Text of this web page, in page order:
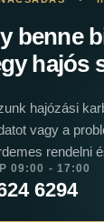
benne
hajós
hajózási
vagy a
rendelni
09:00 - 17:00
6294